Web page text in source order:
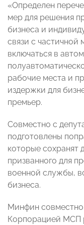
«Определен
мер для решения
бизнеса и
связи с
включаться в
рабочие места и
издержки для
премьер.
Совместно с
подготовлены
которые сохранят
призванного для
военной службы,
бизнеса.
Минфин
Корпорацией МСП